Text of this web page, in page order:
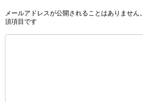
メールアドレスが公開されることはありません。
須項目です